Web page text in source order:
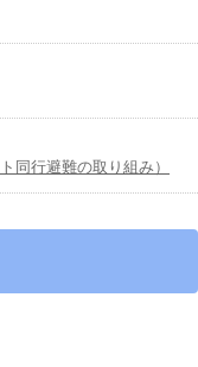
同行避難の取り組み）